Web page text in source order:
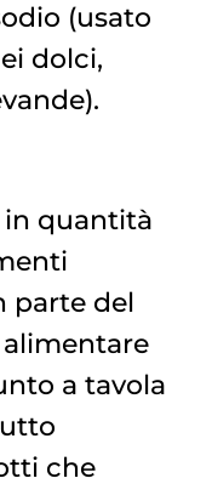
(usato
dolci,
in quantità
parte del
a tavola
che